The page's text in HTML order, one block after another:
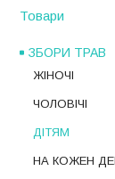
Товари
ЗБОРИ ТРАВ
ЖІНОЧІ
ЧОЛОВІЧІ
ДІТЯМ
НА КОЖЕН